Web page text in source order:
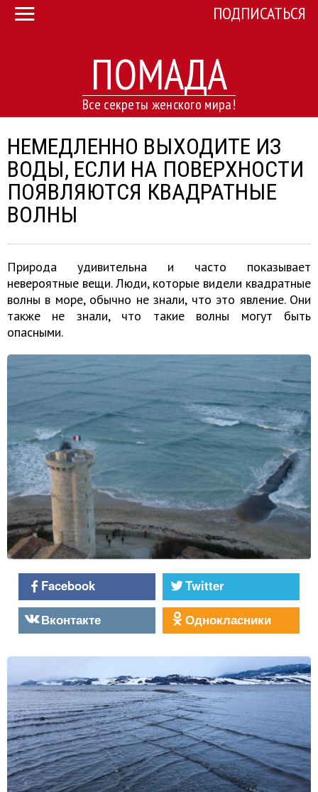
ПОМАДА
Все секреты женского мира!
ПОДПИСАТЬСЯ
НЕМЕДЛЕННО ВЫХОДИТЕ ИЗ
ВОДЫ, ЕСЛИ НА ПОВЕРХНОСТИ
ПОЯВЛЯЮТСЯ КВАДРАТНЫЕ
ВОЛНЫ
Природа удивительна и часто показывает
невероятные вещи. Люди, которые видели квадратные
волны в море, обычно не знали, что это явление. Они
также не знали, что такие волны могут быть
опасными.
Facebook
Twitter
Вконтакте
Однокласники